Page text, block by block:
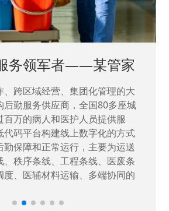
业集团——银光化学
156个重点项目之一。属于国家
在信息化升级建设中，存在大
信息化需求，需要投入大量人
，通过引入织信低代码平台，解
类业务难题，提升整体的IT研发